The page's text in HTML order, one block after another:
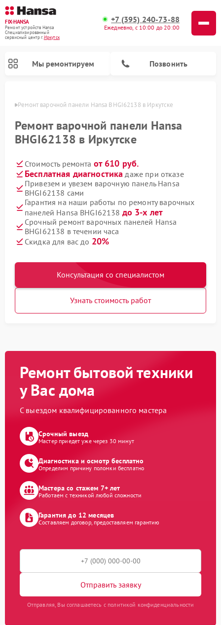
FIX-HANSA
Ремонт устройств Hansa
Специализированный
cервисный центр г.Иркутск
+7 (395) 240-73-88
Ежедневно, с 10:00 до 20:00
Мы ремонтируем Позвонить
Ремонт варочной панели Hansa BHGI62138 в Иркутске
Ремонт варочной панели Hansa
BHGI62138 в Иркутске
Стоимость ремонта от 610 руб.
Бесплатная диагностика даже при отказе
Привезем и увезем варочную панель Hansa
BHGI62138 сами
Гарантия на наши работы по ремонту варочных
панелей Hansa BHGI62138 до 3-х лет
Срочный ремонт варочных панелей Hansa
BHGI62138 в течении часа
Скидка для вас до 20%
Консультация со специалистом
Узнать стоимость работ
Ремонт бытовой техники
у Вас дома
С выездом квалифицированного мастера
Срочный выезд
Мастер приедет уже через 30 минут
Диагностика и осмотр бесплатно
Определим причину поломки бесплатно
Мастера со стажем 7+ лет
Работаем с техникой любой сложности
Гарантия до 12 месяцев
Составляем договор, предоставляем гарантию
Отправить заявку
Отправляя, Вы соглашаетесь с политикой конфиденциальности